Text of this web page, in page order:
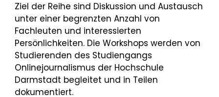
Ziel der Reihe sind Diskussion und Austausch
unter einer begrenzten Anzahl von
Fachleuten und interessierten
Persönlichkeiten. Die Workshops werden von
Studierenden des Studiengangs
Onlinejournalismus der Hochschule
Darmstadt begleitet und in Teilen
dokumentiert.